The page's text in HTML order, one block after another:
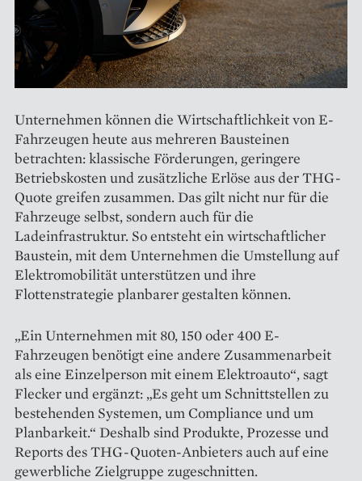
Unternehmen können die Wirtschaftlichkeit von E-
Fahrzeugen heute aus mehreren Bausteinen
betrachten: klassische Förderungen, geringere
Betriebskosten und zusätzliche Erlöse aus der THG-
Quote greifen zusammen. Das gilt nicht nur für die
Fahrzeuge selbst, sondern auch für die
Ladeinfrastruktur. So entsteht ein wirtschaftlicher
Baustein, mit dem Unternehmen die Umstellung auf
Elektromobilität unterstützen und ihre
Flottenstrategie planbarer gestalten können.
„Ein Unternehmen mit 80, 150 oder 400 E-
Fahrzeugen benötigt eine andere Zusammenarbeit
als eine Einzelperson mit einem Elektroauto“, sagt
Flecker und ergänzt: „Es geht um Schnittstellen zu
bestehenden Systemen, um Compliance und um
Planbarkeit.“ Deshalb sind Produkte, Prozesse und
Reports des THG-Quoten-Anbieters auch auf eine
gewerbliche Zielgruppe zugeschnitten.